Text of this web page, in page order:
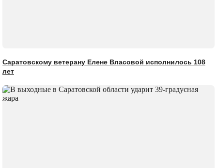
Саратовскому ветерану Елене Власовой исполнилось 108
лет